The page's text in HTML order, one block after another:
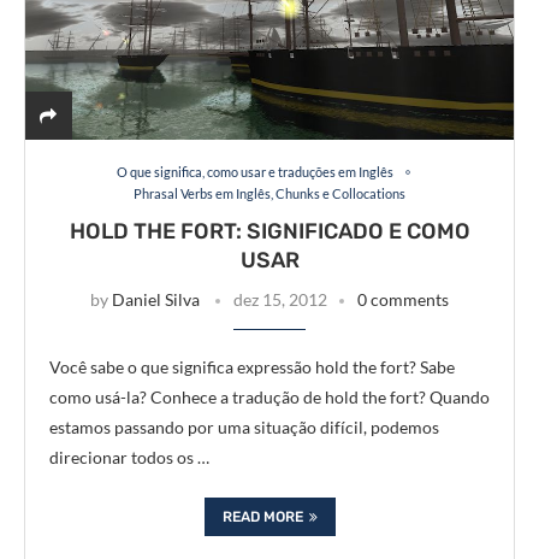
O que significa, como usar e traduções em Inglês
Phrasal Verbs em Inglês, Chunks e Collocations
HOLD THE FORT: SIGNIFICADO E COMO
USAR
by Daniel Silva dez 15, 2012 0 comments
Você sabe o que significa expressão hold the fort? Sabe
como usá-la? Conhece a tradução de hold the fort? Quando
estamos passando por uma situação difícil, podemos
direcionar todos os …
READ MORE